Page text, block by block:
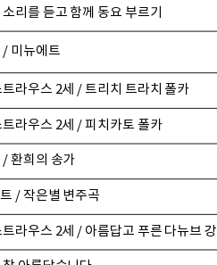
리를 듣고 함께 동요 부르기
/ 미뉴에트
라우스 2세 / 트리치 트라치 폴카
라우스 2세 / 피치카토 폴카
/ 환희의 송가
/ 작은별 변주곡
라우스 2세 / 아름답고 푸른 다뉴브 강